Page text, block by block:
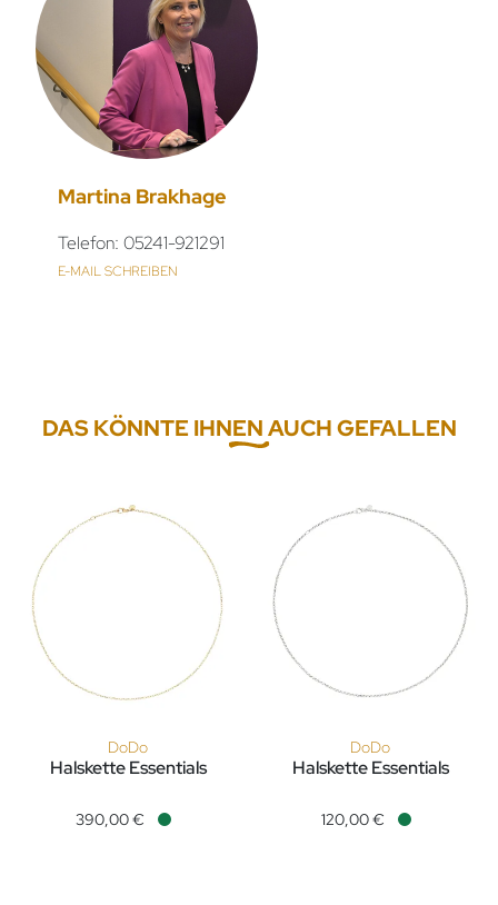
Martina Brakhage
Telefon: 05241-921291
E-MAIL SCHREIBEN
DAS KÖNNTE IHNEN AUCH GEFALLEN
DoDo
Halskette Essentials
390,00 €
DoDo
Halskette Essentials
120,00 €